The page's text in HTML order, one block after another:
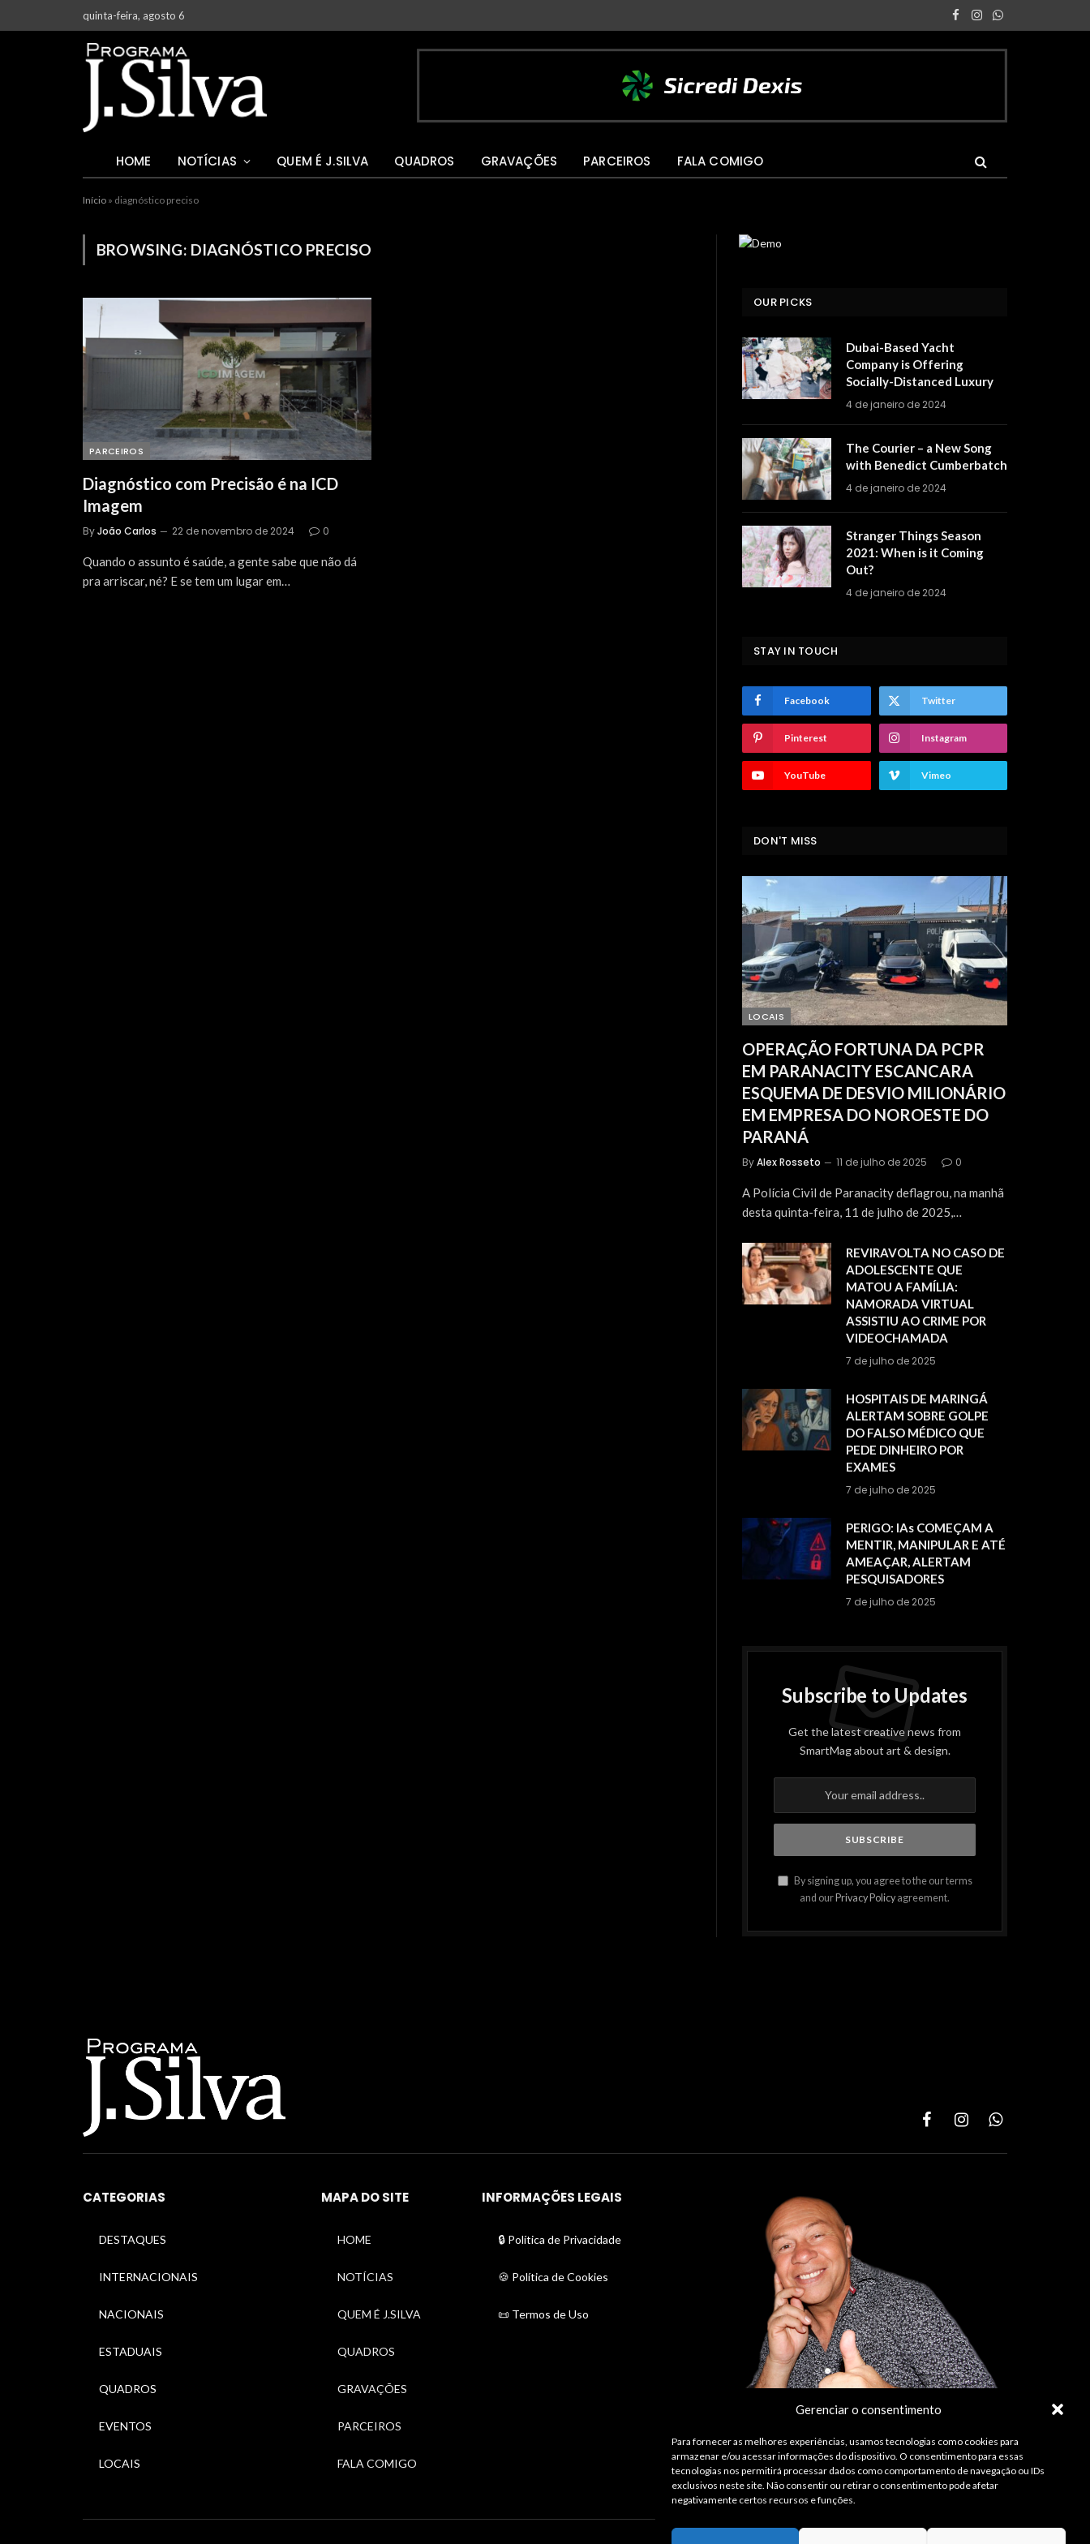
Gerenciar o consentimento
Para fornecer as melhores experiências, usamos tecnologias como cookies para
armazenar e/ou acessar informações do dispositivo. O consentimento para essas
tecnologias nos permitirá processar dados como comportamento de navegação ou IDs
exclusivos neste site. Não consentir ou retirar o consentimento pode afetar
negativamente certos recursos e funções.
quinta-feira, agosto 6
Facebook
InstagramWhatsApp
HOME NOTÍCIAS QUEM É J.SILVA QUADROS GRAVAÇÕES PARCEIROS FALA COMIGO
Início » diagnóstico preciso
BROWSING: DIAGNÓSTICO PRECISO
PARCEIROS
Diagnóstico com Precisão é na ICD
Imagem
ByJoão Carlos 22 de novembro de 2024 0
Quando o assunto é saúde, a gente sabe que não dá
pra arriscar, né? E se tem um lugar em…
OUR PICKS
Dubai-Based Yacht
Company is Offering
Socially-Distanced Luxury
4 de janeiro de 2024
The Courier – a New Song
with Benedict Cumberbatch
4 de janeiro de 2024
Stranger Things Season
2021: When is it Coming
Out?
4 de janeiro de 2024
STAY IN TOUCH
Facebook Twitter
Pinterest Instagram
YouTube Vimeo
DON'T MISS
LOCAIS
OPERAÇÃO FORTUNA DA PCPR
EM PARANACITY ESCANCARA
ESQUEMA DE DESVIO MILIONÁRIO
EM EMPRESA DO NOROESTE DO
PARANÁ
ByAlex Rosseto 11 de julho de 2025 0
A Polícia Civil de Paranacity deflagrou, na manhã
desta quinta-feira, 11 de julho de 2025,…
REVIRAVOLTA NO CASO DE
ADOLESCENTE QUE
MATOU A FAMÍLIA:
NAMORADA VIRTUAL
ASSISTIU AO CRIME POR
VIDEOCHAMADA
7 de julho de 2025
HOSPITAIS DE MARINGÁ
ALERTAM SOBRE GOLPE
DO FALSO MÉDICO QUE
PEDE DINHEIRO POR
EXAMES
7 de julho de 2025
PERIGO: IAs COMEÇAM A
MENTIR, MANIPULAR E ATÉ
AMEAÇAR, ALERTAM
PESQUISADORES
7 de julho de 2025
Subscribe to Updates
Get the latest creative news from
SmartMag about art & design.
By signing up, you agree to the our terms
and our Privacy Policy agreement.
FacebookInstagramWhatsApp
CATEGORIAS
DESTAQUES
INTERNACIONAIS
NACIONAIS
ESTADUAIS
QUADROS
EVENTOS
LOCAIS
MAPA DO SITE
HOME
NOTÍCIAS
QUEM É J.SILVA
QUADROS
GRAVAÇÕES
PARCEIROS
FALA COMIGO
INFORMAÇÕES LEGAIS
🔒 Política de Privacidade
🍪 Política de Cookies
📜 Termos de Uso